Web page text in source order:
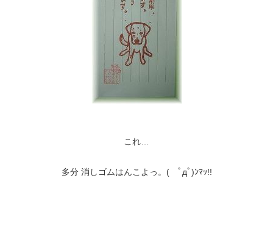
これ…
多分 消しゴムはんこよっ。( ﾟдﾟ)ﾝﾏｯ!!